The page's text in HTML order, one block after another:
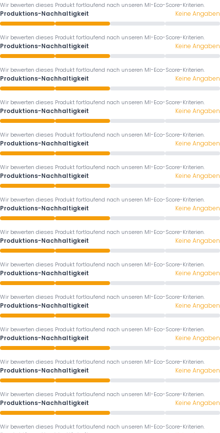
Wir bewerten dieses Produkt fortlaufend nach unseren MI-Eco-Score-Kriterien.
Produktions-Nachhaltigkeit Keine Angaben
Wir bewerten dieses Produkt fortlaufend nach unseren MI-Eco-Score-Kriterien.
Produktions-Nachhaltigkeit Keine Angaben
Wir bewerten dieses Produkt fortlaufend nach unseren MI-Eco-Score-Kriterien.
Produktions-Nachhaltigkeit Keine Angaben
Wir bewerten dieses Produkt fortlaufend nach unseren MI-Eco-Score-Kriterien.
Produktions-Nachhaltigkeit Keine Angaben
Wir bewerten dieses Produkt fortlaufend nach unseren MI-Eco-Score-Kriterien.
Produktions-Nachhaltigkeit Keine Angaben
Wir bewerten dieses Produkt fortlaufend nach unseren MI-Eco-Score-Kriterien.
Produktions-Nachhaltigkeit Keine Angaben
Wir bewerten dieses Produkt fortlaufend nach unseren MI-Eco-Score-Kriterien.
Produktions-Nachhaltigkeit Keine Angaben
Wir bewerten dieses Produkt fortlaufend nach unseren MI-Eco-Score-Kriterien.
Produktions-Nachhaltigkeit Keine Angaben
Wir bewerten dieses Produkt fortlaufend nach unseren MI-Eco-Score-Kriterien.
Produktions-Nachhaltigkeit Keine Angaben
Wir bewerten dieses Produkt fortlaufend nach unseren MI-Eco-Score-Kriterien.
Produktions-Nachhaltigkeit Keine Angaben
Wir bewerten dieses Produkt fortlaufend nach unseren MI-Eco-Score-Kriterien.
Produktions-Nachhaltigkeit Keine Angaben
Wir bewerten dieses Produkt fortlaufend nach unseren MI-Eco-Score-Kriterien.
Produktions-Nachhaltigkeit Keine Angaben
Wir bewerten dieses Produkt fortlaufend nach unseren MI-Eco-Score-Kriterien.
Produktions-Nachhaltigkeit Keine Angaben
Wir bewerten dieses Produkt fortlaufend nach unseren MI-Eco-Score-Kriterien.